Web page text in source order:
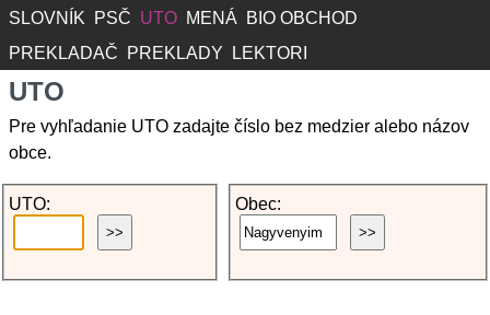
SLOVNÍK PSČ UTO MENÁ
BIO OBCHOD
PREKLADAČ
PREKLADY LEKTORI
UTO
Pre vyhľadanie UTO zadajte číslo bez medzier alebo názov
obce.
UTO: Obec: